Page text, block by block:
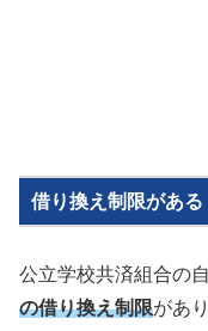
借り換え制限がある
公立学校共済組合の
の借り換え制限があ